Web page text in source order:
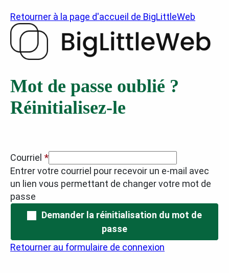
Retourner à la page d'accueil de BigLittleWeb
Mot de passe oublié ?
Réinitialisez-le
Courriel
Entrer votre courriel pour recevoir un e-mail avec
un lien vous permettant de changer votre mot de
passe
Demander la réinitialisation du mot de
passe
Retourner au formulaire de connexion